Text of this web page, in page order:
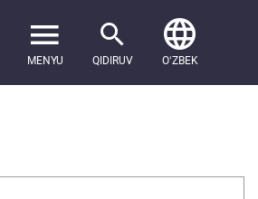
MENYU QIDIRUV OʻZBEK